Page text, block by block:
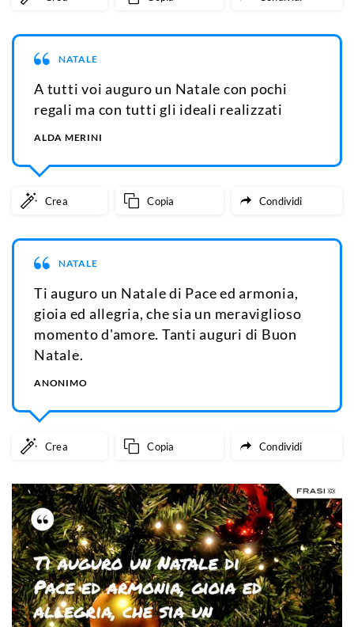
NATALE
A tutti voi auguro un Natale con pochi
regali ma con tutti gli ideali realizzati
ALDA MERINI
Crea Copia Condividi
NATALE
Ti auguro un Natale di Pace ed armonia,
gioia ed allegria, che sia un meraviglioso
momento d'amore. Tanti auguri di Buon
Natale.
ANONIMO
Crea Copia Condividi